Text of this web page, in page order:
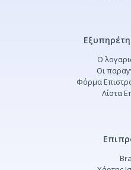
Ο
Οι
Φόρμα
Λίστα